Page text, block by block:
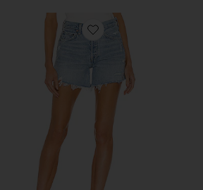
Favorite PARKER LONG シ